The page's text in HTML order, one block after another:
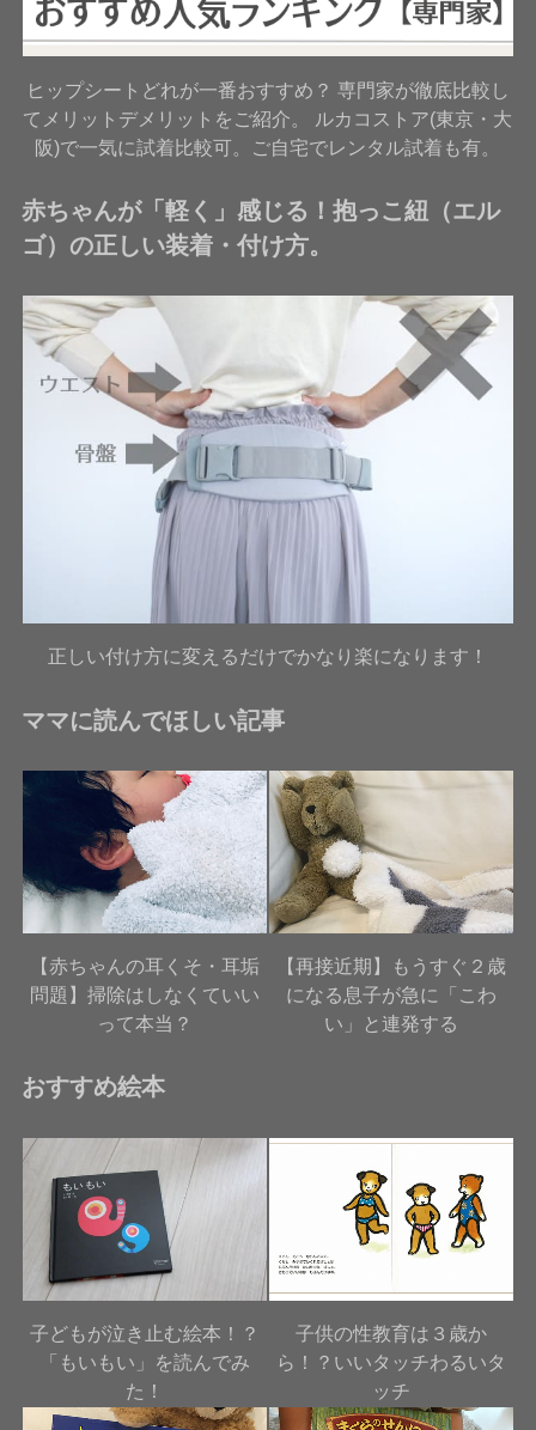
ヒップシートどれが一番おすすめ？ 専門家が徹底比較し
てメリットデメリットをご紹介。 ルカコストア(東京・大
阪)で一気に試着比較可。ご自宅でレンタル試着も有。
赤ちゃんが「軽く」感じる！抱っこ紐（エル
ゴ）の正しい装着・付け方。
正しい付け方に変えるだけでかなり楽になります！
ママに読んでほしい記事
【赤ちゃんの耳くそ・耳垢
問題】掃除はしなくていい
って本当？
【再接近期】もうすぐ２歳
になる息子が急に「こわ
い」と連発する
おすすめ絵本
子どもが泣き止む絵本！？
「もいもい」を読んでみ
た！
子供の性教育は３歳か
ら！？いいタッチわるいタ
ッチ